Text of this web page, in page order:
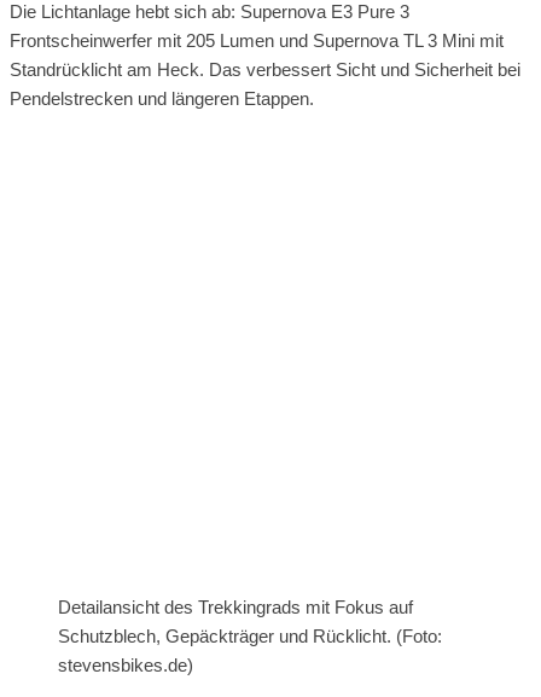
Die Lichtanlage hebt sich ab: Supernova E3 Pure 3
Frontscheinwerfer mit 205 Lumen und Supernova TL 3 Mini mit
Standrücklicht am Heck. Das verbessert Sicht und Sicherheit bei
Pendelstrecken und längeren Etappen.
Detailansicht des Trekkingrads mit Fokus auf
Schutzblech, Gepäckträger und Rücklicht. (Foto:
stevensbikes.de)